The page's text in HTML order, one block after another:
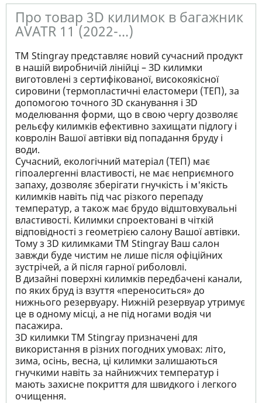
Про товар 3D килимок в багажник
AVATR 11 (2022-...)
ТМ Stingray представляє новий сучасний продукт
в нашій виробничій лінійці – ЗD килимки
виготовлені з сертифікованої, високоякісної
сировини (термопластичні еластомери (ТЕП), за
допомогою точного ЗD сканування і ЗD
моделювання форми, що в свою чергу дозволяє
рельєфу килимків ефективно захищати підлогу і
ковролін Вашої автівки від попадання бруду і
води.
Сучасний, екологічний матеріал (ТЕП) має
гіпоалергенні властивості, не має неприємного
запаху, дозволяє зберігати гнучкість і м'якість
килимків навіть під час різкого перепаду
температур, а також має брудо відштовхувальні
властивості. Килимки спроектовані в чіткій
відповідності з геометрією салону Вашої автівки.
Тому з 3D килимками TM Stingray Ваш салон
завжди буде чистим не лише після офіційних
зустрічей, а й після гарної риболовлі.
В дизайні поверхні килимків передбачені канали,
по яких бруд із взуття «переноситься» до
нижнього резервуару. Нижній резервуар утримує
це в одному місці, а не під ногами водія чи
пасажира.
3D килимки TM Stingray призначені для
використання в різних погодних умовах: літо,
зима, осінь, весна, ці килимки залишаються
гнучкими навіть за найнижчих температур і
мають захисне покриття для швидкого і легкого
очищення.